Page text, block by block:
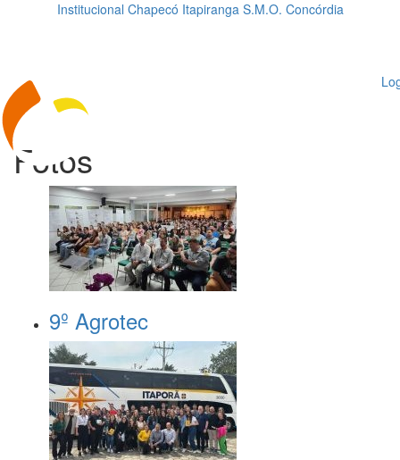
Institucional Chapecó Itapiranga S.M.O. Concórdia
Fotos
9º Agrotec